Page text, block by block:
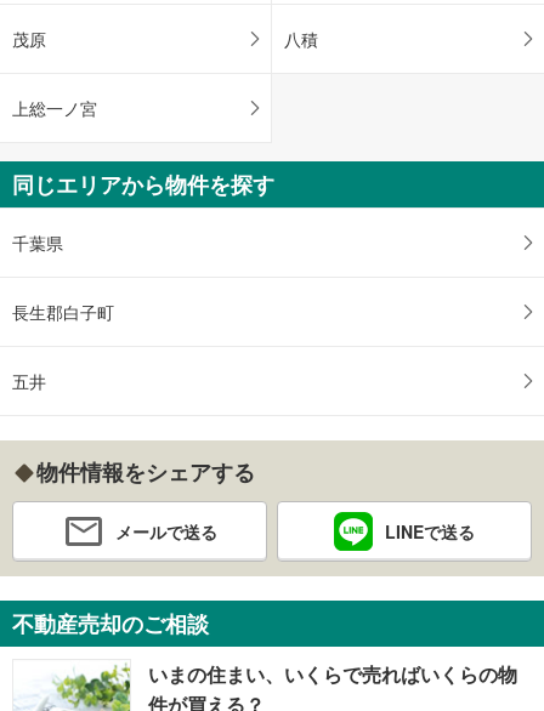
茂原 八積
上総一ノ宮
同じエリアから物件を探す
千葉県
長生郡白子町
五井
物件情報をシェアする
メールで送る LINEで送る
不動産売却のご相談
いまの住まい、いくらで売ればいくらの物
件が買える？